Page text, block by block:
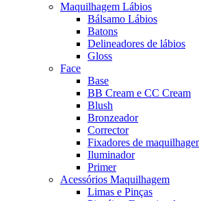
Maquilhagem Lábios
Bálsamo Lábios
Batons
Delineadores de lábios
Gloss
Face
Base
BB Cream e CC Cream
Blush
Bronzeador
Corrector
Fixadores de
Iluminador
Primer
Acessórios Maquilhagem
Limas e Pinças